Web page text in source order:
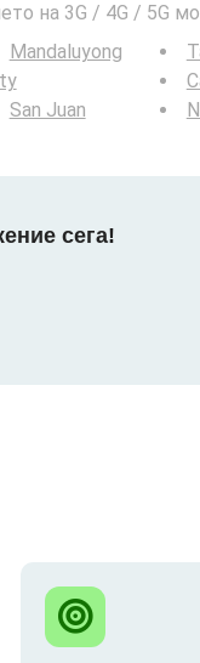
на 3G / 4G / 5G
Mandaluyong
San Juan
сега!